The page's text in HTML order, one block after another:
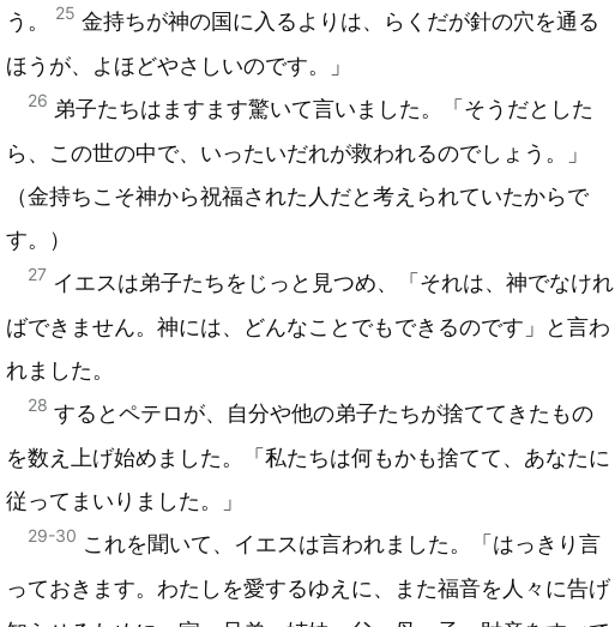
う。
25 金持ちが神の国に入るよりは、らくだが針の穴を通る
ほうが、よほどやさしいのです。」
26 弟子たちはますます驚いて言いました。「そうだとした
ら、この世の中で、いったいだれが救われるのでしょう。」
（金持ちこそ神から祝福された人だと考えられていたからで
す。）
27 イエスは弟子たちをじっと見つめ、「それは、神でなけれ
ばできません。神には、どんなことでもできるのです」と言わ
れました。
28 するとペテロが、自分や他の弟子たちが捨ててきたもの
を数え上げ始めました。「私たちは何もかも捨てて、あなたに
従ってまいりました。」
29-30 これを聞いて、イエスは言われました。「はっきり言
っておきます。わたしを愛するゆえに、また福音を人々に告げ